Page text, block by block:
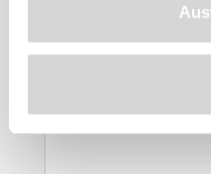
GARDENA-
241770)